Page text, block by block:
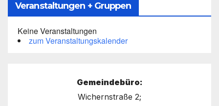
Veranstaltungen + Gruppen
Keine Veranstaltungen
zum Veranstaltungskalender
Gemeindebüro:
Wichernstraße 2;